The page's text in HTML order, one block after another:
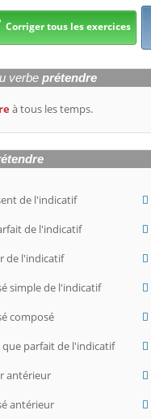
Corriger tous les exercices
verbeprétendre
à tous les temps.
de l'indicatif
de l'indicatif
de l'indicatif
simple de l'indicatif
composé
que parfait de l'indicatif
antérieur
antérieur